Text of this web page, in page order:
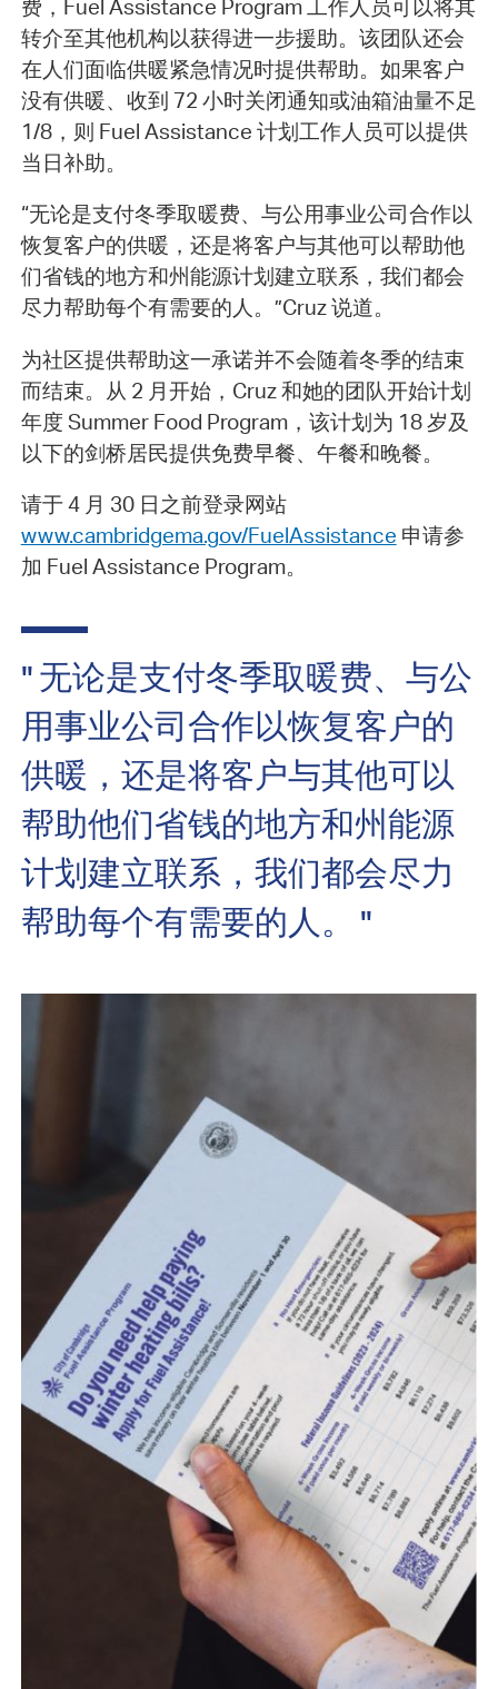
费，Fuel Assistance Program 工作人员可以将其
转介至其他机构以获得进一步援助。该团队还会
在人们面临供暖紧急情况时提供帮助。如果客户
没有供暖、收到 72 小时关闭通知或油箱油量不足
1/8，则 Fuel Assistance 计划工作人员可以提供
当日补助。
“无论是支付冬季取暖费、与公用事业公司合作以
恢复客户的供暖，还是将客户与其他可以帮助他
们省钱的地方和州能源计划建立联系，我们都会
尽力帮助每个有需要的人。”Cruz 说道。
为社区提供帮助这一承诺并不会随着冬季的结束
而结束。从 2 月开始，Cruz 和她的团队开始计划
年度 Summer Food Program，该计划为 18 岁及
以下的剑桥居民提供免费早餐、午餐和晚餐。
请于 4 月 30 日之前登录网站
www.cambridgema.gov/FuelAssistance 申请参
加 Fuel Assistance Program。
" 无论是支付冬季取暖费、与公
用事业公司合作以恢复客户的
供暖，还是将客户与其他可以
帮助他们省钱的地方和州能源
计划建立联系，我们都会尽力
帮助每个有需要的人。 "